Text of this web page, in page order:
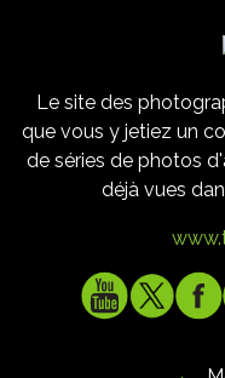
Le site des
que vous y jetiez un
de séries de photos
déjà vues